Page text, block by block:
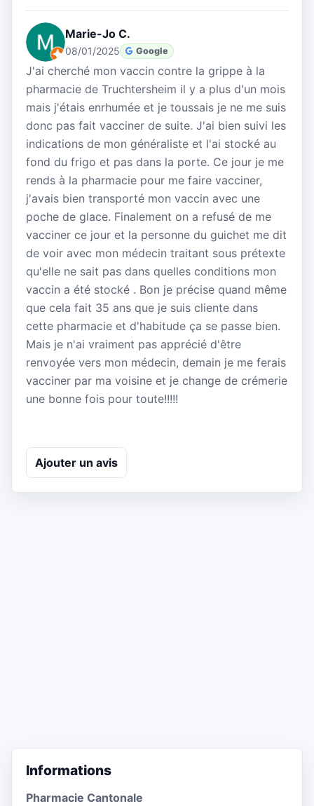
Marie-Jo C.
08/01/2025 Google
J'ai cherché mon vaccin contre la grippe à la
pharmacie de Truchtersheim il y a plus d'un mois
mais j'étais enrhumée et je toussais je ne me suis
donc pas fait vacciner de suite. J'ai bien suivi les
indications de mon généraliste et l'ai stocké au
fond du frigo et pas dans la porte. Ce jour je me
rends à la pharmacie pour me faire vacciner,
j'avais bien transporté mon vaccin avec une
poche de glace. Finalement on a refusé de me
vacciner ce jour et la personne du guichet me dit
de voir avec mon médecin traitant sous prétexte
qu'elle ne sait pas dans quelles conditions mon
vaccin a été stocké . Bon je précise quand même
que cela fait 35 ans que je suis cliente dans
cette pharmacie et d'habitude ça se passe bien.
Mais je n'ai vraiment pas apprécié d'être
renvoyée vers mon médecin, demain je me ferais
vacciner par ma voisine et je change de crémerie
une bonne fois pour toute!!!!!
Ajouter un avis
Informations
Pharmacie Cantonale